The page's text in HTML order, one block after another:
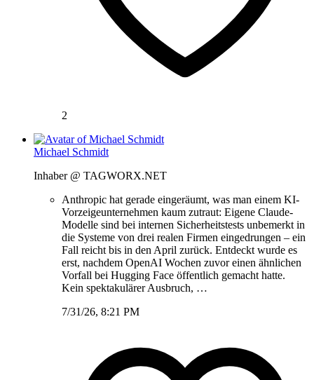
2
Michael Schmidt
Inhaber @ TAGWORX.NET
Anthropic hat gerade eingeräumt, was man einem KI-
Vorzeigeunternehmen kaum zutraut: Eigene Claude-
Modelle sind bei internen Sicherheitstests unbemerkt in
die Systeme von drei realen Firmen eingedrungen – ein
Fall reicht bis in den April zurück. Entdeckt wurde es
erst, nachdem OpenAI Wochen zuvor einen ähnlichen
Vorfall bei Hugging Face öffentlich gemacht hatte.
Kein spektakulärer Ausbruch, …
7/31/26, 8:21 PM